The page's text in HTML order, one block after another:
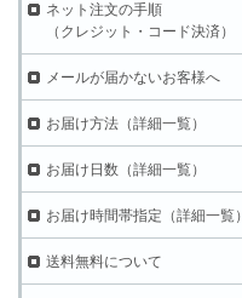
ネット注文の手順
（クレジット・コード決済）
メールが届かないお客様へ
お届け方法（詳細一覧）
お届け日数（詳細一覧）
お届け時間帯指定（詳細一覧）
送料無料について